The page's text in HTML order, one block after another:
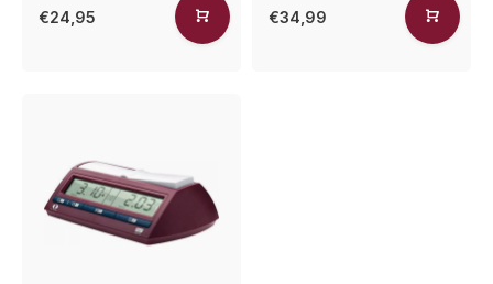
€24,95 €34,99